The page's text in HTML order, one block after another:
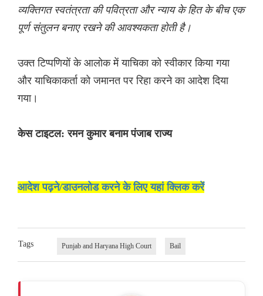
व्यक्तिगत स्वतंत्रता की पवित्रता और न्याय के हित के बीच एक
पूर्ण संतुलन बनाए रखने की आवश्यकता होती है।
उक्त टिप्पणियों के आलोक में याचिका को स्वीकार किया गया
और याचिकाकर्ता को जमानत पर रिहा करने का आदेश दिया
गया।
केस टाइटल: रमन कुमार बनाम पंजाब राज्य
आदेश पढ़ने/डाउनलोड करने के लिए यहां क्लिक करें
Tags Punjab and Haryana High Court Bail